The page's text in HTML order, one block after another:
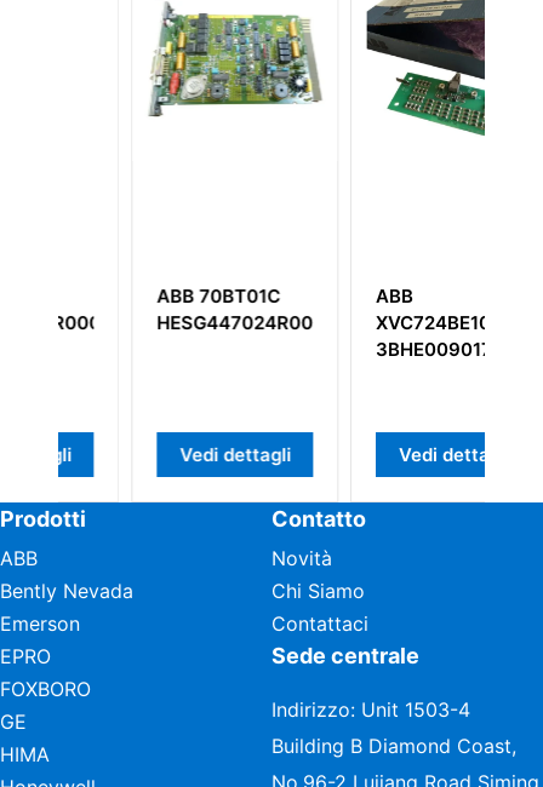
ABB
XVC724BE101
Vedi dettagli
ABB YPG111A
3ASD27300B1
Vedi dettagli
Prodotti
ABB
Bently Nevada
Emerson
EPRO
FOXBORO
GE
HIMA
Contatto
Novità
Chi Siamo
Contattaci
Sede centrale
Indirizzo: Unit 1503-4
Building B Diamond Coast,